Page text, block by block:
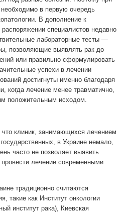
в первую очередь
В дополнение к
специалистов недавно
лабораторные тесты —
позволяющие выявлять рак до
или правильно сформулировать
успехи в лечении
достигнуты именно благодаря
когда лечение менее травматично,
положительным исходом.
что клиник, занимающихся лечением
в Украине немало,
часто не позволяет выявить
лечение современными
традиционно считаются
такие как Институт онкологии
институт рака), Киевская